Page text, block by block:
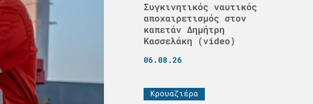
Συγκινητικός ναυτικός
αποχαιρετισμός στον
καπετάν Δημήτρη
Κασσελάκη (video)
06.08.26
Κρουαζιέρα